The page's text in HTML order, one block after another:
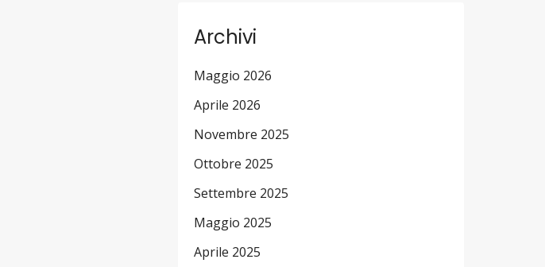
Archivi
Maggio 2026
Aprile 2026
Novembre 2025
Ottobre 2025
Settembre 2025
Maggio 2025
Aprile 2025